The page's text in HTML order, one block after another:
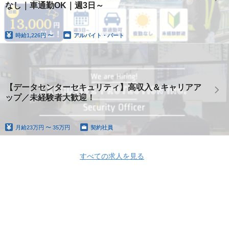
なし｜車通勤OK｜週3日～
時給1,226円 〜 アルバイト・パート
【データセンターセキュリティ】高収入＆キャリアア
ップ／未経験者大歓迎！
月給23万円 〜 35万円 契約社員
すべての求人を見る